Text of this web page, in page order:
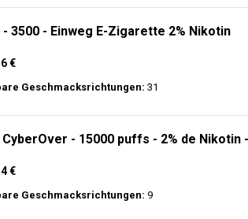
- 3500 - Einweg E-Zigarette 2% Nikotin
€
Geschmacksrichtungen: 31
CyberOver - 15000 puffs - 2% de
€
Geschmacksrichtungen: 9